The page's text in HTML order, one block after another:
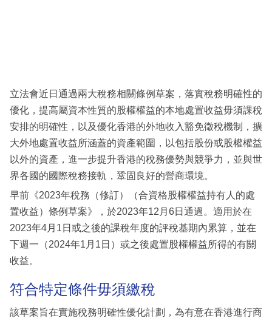
區
立法會近日通過兩大稅務相關條例草案，落實稅務明確性的
優化，提高屬資本性質的股權權益的本地處置收益毋須課稅
安排的明確性，以及優化香港的外地收入豁免徵稅機制，擴
大外地處置收益所涵蓋的資產範圍，以包括股份或股權權益
以外的資產，進一步提升香港的稅務優勢與競爭力，並與世
界各國的國際稅務接軌，鞏固良好的營商環境。
早前《2023年稅務（修訂）（合資格股權權益持有人的處
置收益）條例草案》，於2023年12月6日通過。適用於在
2023年4月1日或之後的課稅年度的評稅基期內累算，並在
下週一（2024年1月1日）或之後處置股權權益所得的有關
收益。
符合特定條件毋須繳稅
該草案旨在實施稅務明確性優化計劃，為有意在香港進行商